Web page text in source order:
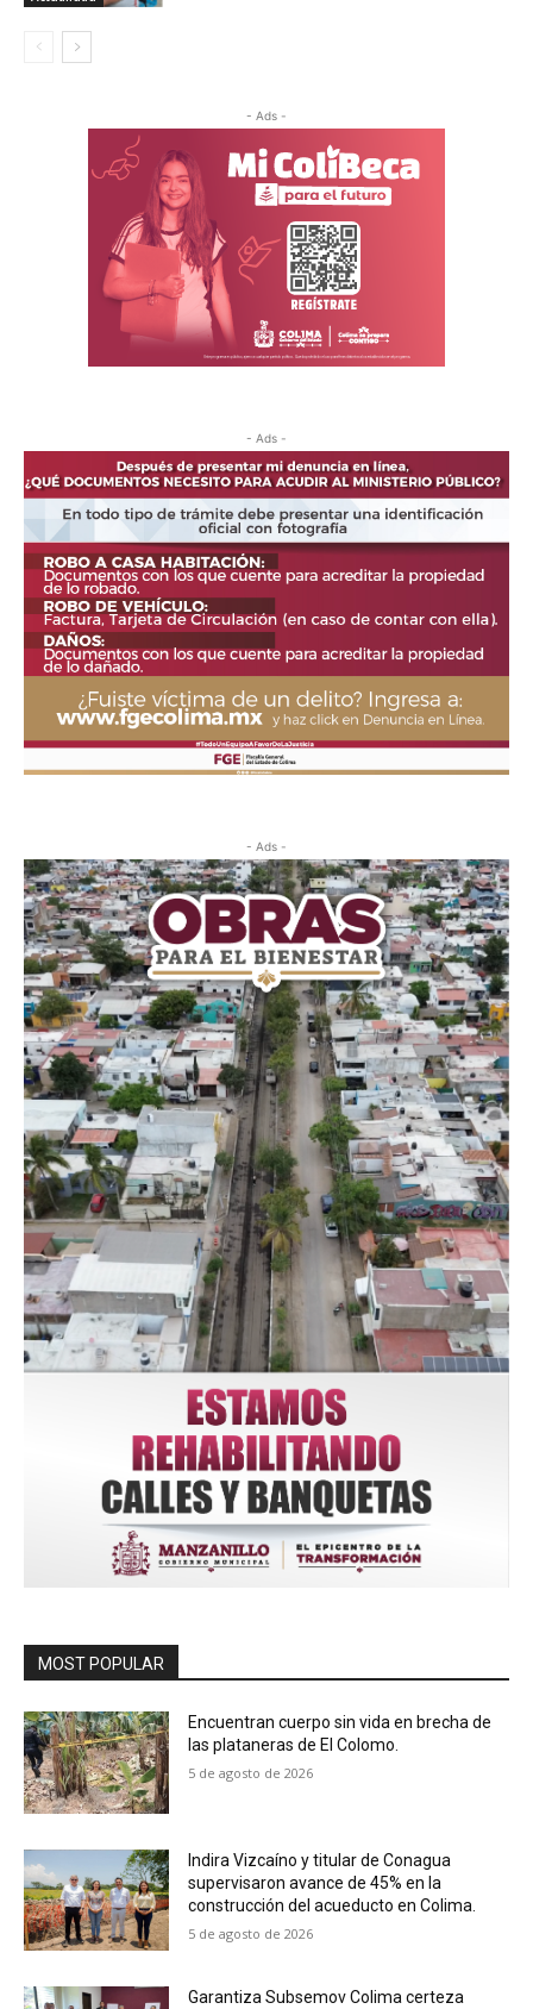
- Ads -
- Ads -
- Ads -
MOST POPULAR
Encuentran cuerpo sin vida en brecha de
las plataneras de El Colomo.
5 de agosto de 2026
Indira Vizcaíno y titular de Conagua
supervisaron avance de 45% en la
construcción del acueducto en Colima.
5 de agosto de 2026
Garantiza Subsemov Colima certeza